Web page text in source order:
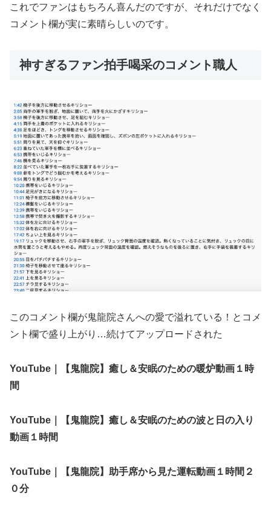
これでファンはもちろん喜んだのですが、それだけでなく
コメント欄が実に素晴らしいのです。
神すぎるファン拍手喝采のコメント職人
このコメント欄が鬼龍院さんへの愛で溢れている！とコメ
ント欄で盛り上がり…続けてアップロードされた
YouTube｜【鬼龍院】癒し＆安眠のための暖炉動画１時
間
YouTube｜【鬼龍院】癒し＆安眠のための波と日の入り
動画１時間
YouTube｜【鬼龍院】助手席から見た運転動画１時間２
０分